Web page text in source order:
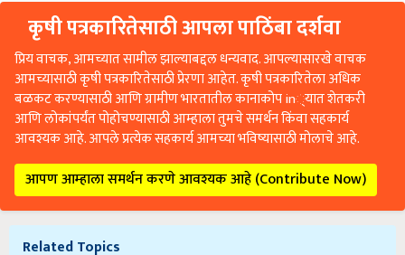
कृषी पत्रकारितेसाठी आपला पाठिंबा दर्शवा
प्रिय वाचक, आमच्यात सामील झाल्याबद्दल धन्यवाद. आपल्यासारखे वाचक
आमच्यासाठी कृषी पत्रकारितेसाठी प्रेरणा आहेत. कृषी पत्रकारितेला अधिक
बळकट करण्यासाठी आणि ग्रामीण भारतातील कानाकोप in्यात शेतकरी
आणि लोकांपर्यंत पोहोचण्यासाठी आम्हाला तुमचे समर्थन किंवा सहकार्य
आवश्यक आहे. आपले प्रत्येक सहकार्य आमच्या भविष्यासाठी मोलाचे आहे.
आपण आम्हाला समर्थन करणे आवश्यक आहे (Contribute Now)
Related Topics